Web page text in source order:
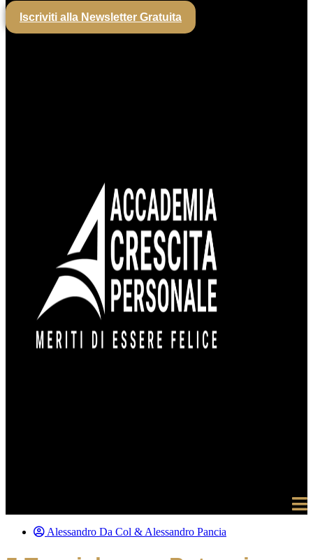
Iscriviti alla Newsletter Gratuita
Alessandro Da Col & Alessandro Pancia